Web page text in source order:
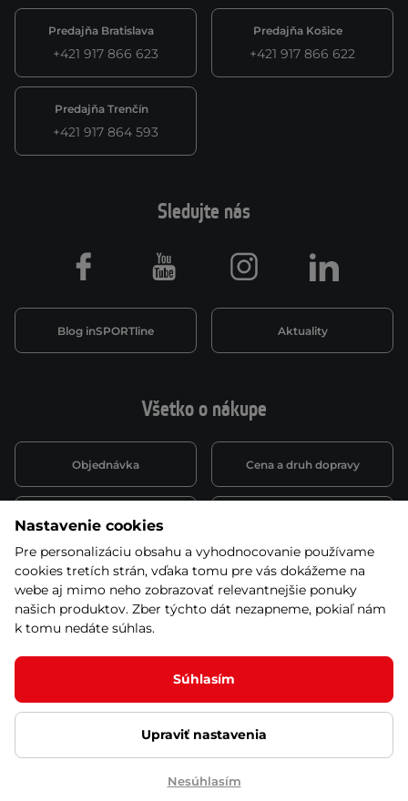
Predajňa Bratislava
+421 917 866 623
Predajňa Košice
+421 917 866 622
Predajňa Trenčín
+421 917 864 593
Všetko o nákupe
Objednávka Cena a druh dopravy
Spôsob platby
Montáž a servis Reklamácie a záruka
Kariéra
Sledujte nás
Blog inSPORTline Aktuality
Facebook Youtube Instagram LinkedIn
© 2026 Stores inSPORTline SK, s.r.o. Všetky práva vyhradené
Ochrana osobných údajov Nastavenie cookies
Nastavenie cookies
Pre personalizáciu obsahu a vyhodnocovanie používame
cookies tretích strán, vďaka tomu pre vás dokážeme na
webe aj mimo neho zobrazovať relevantnejšie ponuky
našich produktov. Zber týchto dát nezapneme, pokiaľ nám
k tomu nedáte súhlas.
Súhlasím
Upraviť nastavenia
Nesúhlasím